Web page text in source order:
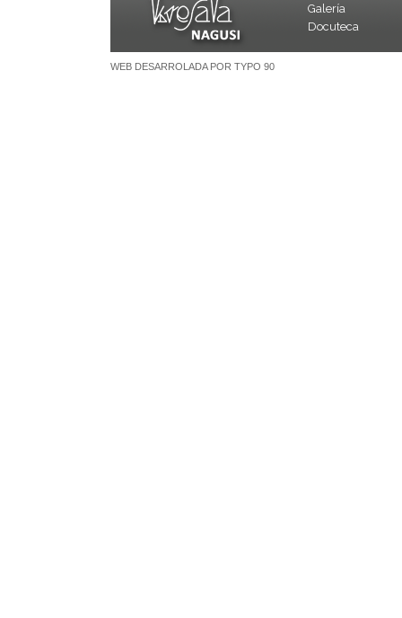
Galería
Docuteca
WEB DESARROLADA POR TYPO 90